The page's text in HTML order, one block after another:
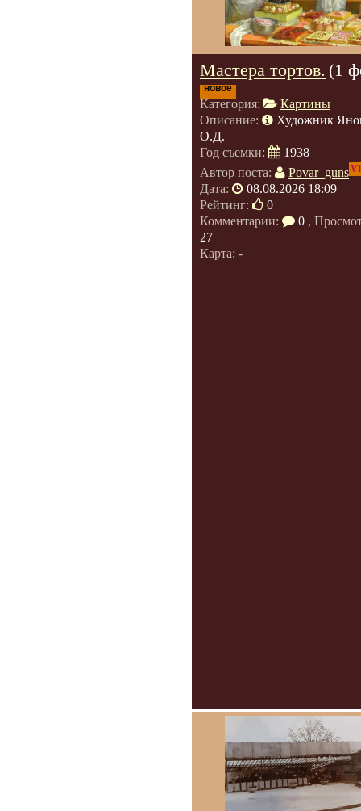
Мастера тортов. (1
новое
Категория:
Картины
Описание:
Художник
О.Д.
Год съемки:
1938
Автор поста:
Povar_guns
Дата:
08.08.2026 18:09
Рейтинг:
0
Комментарии:
0 ,
27
Карта: -